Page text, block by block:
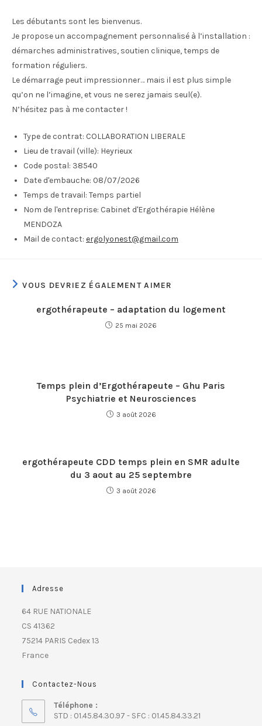
Les débutants sont les bienvenus.
Je propose un accompagnement personnalisé à l’installation :
démarches administratives, soutien clinique, temps de
formation réguliers.
Le démarrage peut impressionner… mais il est plus simple
qu’on ne l’imagine, et vous ne serez jamais seul(e).
N’hésitez pas à me contacter !
Type de contrat: COLLABORATION LIBERALE
Lieu de travail (ville): Heyrieux
Code postal: 38540
Date d'embauche: 08/07/2026
Temps de travail: Temps partiel
Nom de l'entreprise: Cabinet d'Ergothérapie Hélène
MENDOZA
Mail de contact: ergolyonest@gmail.com
VOUS DEVRIEZ ÉGALEMENT AIMER
ergothérapeute – adaptation du logement
25 mai 2026
Temps plein d’Ergothérapeute – Ghu Paris
Psychiatrie et Neurosciences
3 août 2026
ergothérapeute CDD temps plein en SMR adulte
du 3 aout au 25 septembre
3 août 2026
Adresse
64 RUE NATIONALE
CS 41362
75214 PARIS Cedex 13
France
Contactez-Nous
Téléphone :
STD : 01.45.84.30.97 - SFC : 01.45.84.33.21